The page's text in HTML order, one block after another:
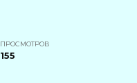
ПРОСМОТРОВ
155